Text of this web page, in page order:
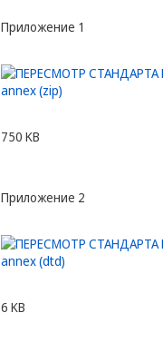
Приложение 1
750 KB
Приложение 2
6 KB